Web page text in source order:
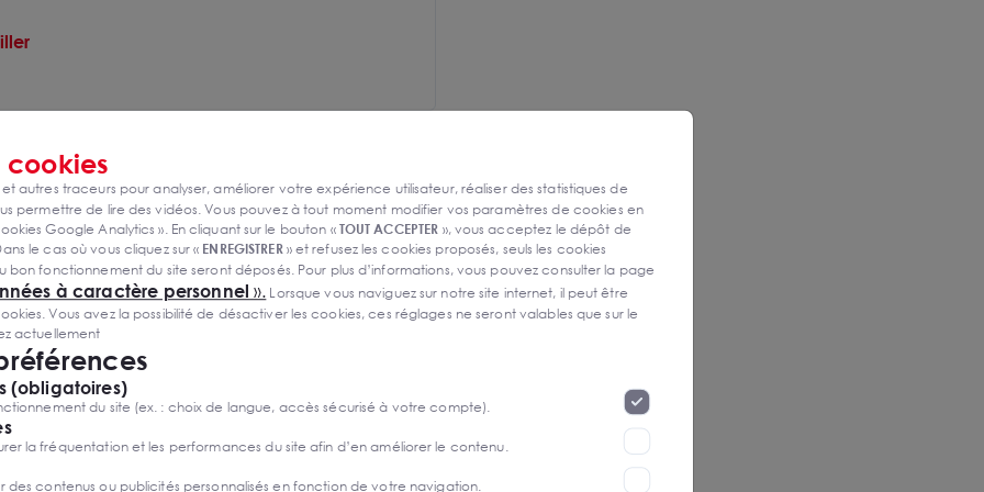
cookies
et autres traceurs pour analyser, améliorer votre expérience utilisateur, réaliser des statistiques de
permettre de lire des vidéos. Vous pouvez à tout moment modifier vos paramètres de cookies en
Google Analytics ». En cliquant sur le bouton «TOUT ACCEPTER », vous acceptez le dépôt de
le cas où vous cliquez sur « ENREGISTRER» et refusez les cookies proposés, seuls les cookies
bon fonctionnement du site seront déposés. Pour plus d’informations, vous pouvez consulter la page
à caractère personnel ». Lorsque vous naviguez sur notre site internet, il peut être
Vous avez la possibilité de désactiver les cookies, ces réglages ne seront valables que sur le
actuellement
(obligatoires)
du site (ex. : choix de langue, accès sécurisé à votre compte).
la fréquentation et les performances du site afin d’en améliorer le contenu.
des contenus ou publicités personnalisés en fonction de votre navigation.